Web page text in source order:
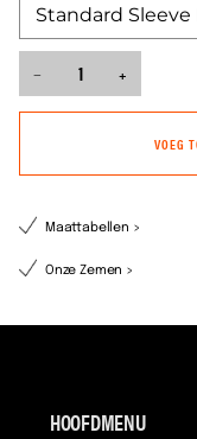
− +
VOEG
Maattabellen >
Onze Zemen >
HOOFDMENU